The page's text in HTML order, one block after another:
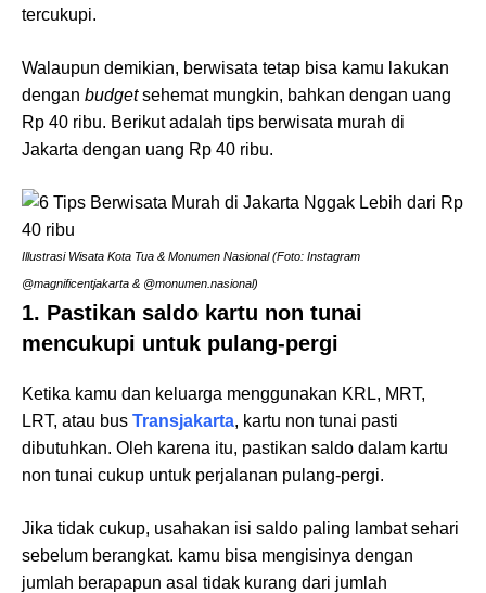
tercukupi.
Walaupun demikian, berwisata tetap bisa kamu lakukan
dengan budgetsehemat mungkin, bahkan dengan uang
Rp 40 ribu. Berikut adalah tips berwisata murah di
Jakarta dengan uang Rp 40 ribu.
Illustrasi Wisata Kota Tua & Monumen Nasional (Foto: Instagram
@magnificentjakarta & @monumen.nasional)
1. Pastikan saldo kartu non tunai
mencukupi untuk pulang-pergi
Ketika kamu dan keluarga menggunakan KRL, MRT,
LRT, atau bus Transjakarta, kartu non tunai pasti
dibutuhkan. Oleh karena itu, pastikan saldo dalam kartu
non tunai cukup untuk perjalanan pulang-pergi.
Jika tidak cukup, usahakan isi saldo paling lambat sehari
sebelum berangkat. kamu bisa mengisinya dengan
jumlah berapapun asal tidak kurang dari jumlah